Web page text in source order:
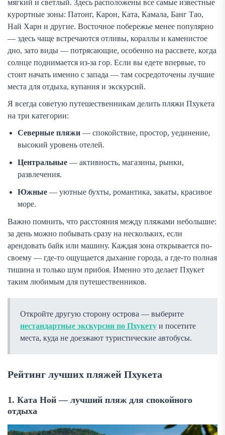
мягкий и светлый. Здесь расположены все самые известные
курортные зоны: Патонг, Карон, Ката, Камала, Банг Тао,
Най Харн и другие. Восточное побережье менее популярно
— здесь чаще встречаются отливы, кораллы и каменистое
дно, зато виды — потрясающие, особенно на рассвете, когда
солнце поднимается из-за гор. Если вы едете впервые, то
стоит начать именно с запада — там сосредоточены лучшие
места для отдыха, купания и экскурсий.
Я всегда советую путешественникам делить пляжи Пхукета
на три категории:
Северные пляжи — спокойствие, простор, уединение,
высокий уровень отелей.
Центральные — активность, магазины, рынки,
развлечения.
Южные — уютные бухты, романтика, закаты, красивое
море.
Важно помнить, что расстояния между пляжами небольшие:
за день можно побывать сразу на нескольких, если
арендовать байк или машину. Каждая зона открывается по-
своему — где-то ощущается дыхание города, а где-то полная
тишина и только шум прибоя. Именно это делает Пхукет
таким любимым для путешественников.
Откройте другую сторону острова — выберите
нестандартные экскурсии по Пхукету и посетите
места, куда не доезжают туристические автобусы.
Рейтинг лучших пляжей Пхукета
1. Ката Ной — лучший пляж для спокойного
отдыха